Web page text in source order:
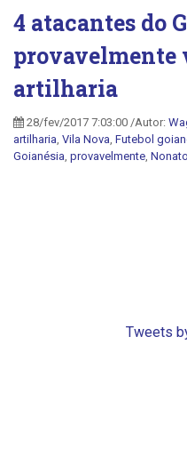
4 atacantes do
provavelmente
artilharia
28/fev/2017 7:03:00 /Autor:
artilharia Vila Nova Futebol
Goianésia provavelmente Nonato
Tweets